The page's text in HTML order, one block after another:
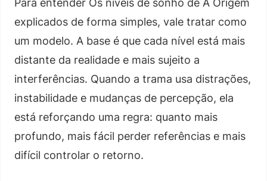
Para entender Os níveis de sonho de A Origem
explicados de forma simples, vale tratar como
um modelo. A base é que cada nível está mais
distante da realidade e mais sujeito a
interferências. Quando a trama usa distrações,
instabilidade e mudanças de percepção, ela
está reforçando uma regra: quanto mais
profundo, mais fácil perder referências e mais
difícil controlar o retorno.